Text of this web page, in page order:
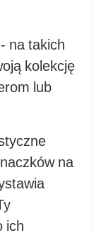
- na takich
kolekcję
lub
na
ich